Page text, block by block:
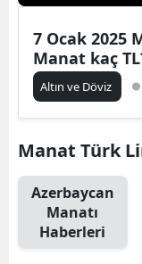
7 Ocak 2025
Manat kaç
Altın ve Döviz
Manat Türk
Azerbaycan
Manatı
Haberleri